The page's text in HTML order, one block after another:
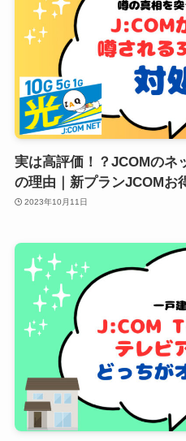
実は高評価！？JCOMのネ
の理由｜新プランJCOMお
2023年10月11日